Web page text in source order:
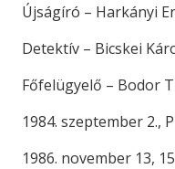
Újságíró – Harkányi
Detektív – Bicskei
Főfelügyelő – Bodor
1984. szeptember 2.,
1986. november 13,